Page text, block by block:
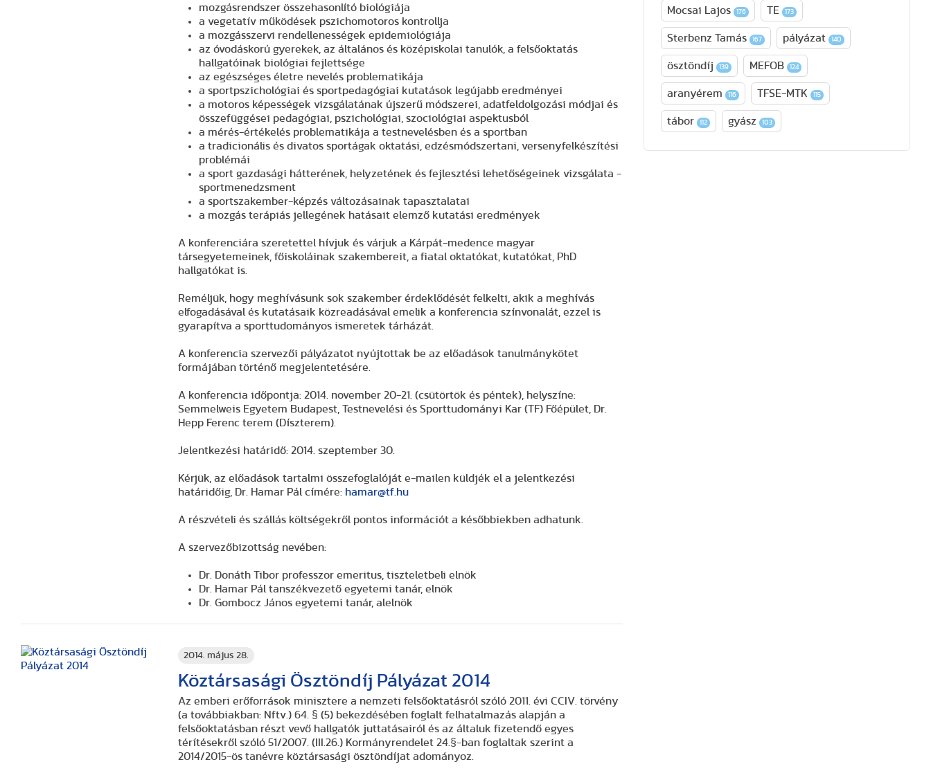
mozgásrendszer összehasonlító biológiája
a vegetatív működések pszichomotoros kontrollja
a mozgásszervi rendellenességek epidemiológiája
az óvodáskorú gyerekek, az általános és középiskolai tanulók, a felsőoktatás
hallgatóinak biológiai fejlettsége
az egészséges életre nevelés problematikája
a sportpszichológiai és sportpedagógiai kutatások legújabb eredményei
a motoros képességek vizsgálatának újszerű módszerei, adatfeldolgozási módjai és
összefüggései pedagógiai, pszichológiai, szociológiai aspektusból
a mérés-értékelés problematikája a testnevelésben és a sportban
a tradicionális és divatos sportágak oktatási, edzésmódszertani, versenyfelkészítési
problémái
a sport gazdasági hátterének, helyzetének és fejlesztési lehetőségeinek vizsgálata -
sportmenedzsment
a sportszakember-képzés változásainak tapasztalatai
a mozgás terápiás jellegének hatásait elemző kutatási eredmények
A konferenciára szeretettel hívjuk és várjuk a Kárpát-medence magyar
társegyetemeinek, főiskoláinak szakembereit, a fiatal oktatókat, kutatókat, PhD
hallgatókat is.
Reméljük, hogy meghívásunk sok szakember érdeklődését felkelti, akik a meghívás
elfogadásával és kutatásaik közreadásával emelik a konferencia színvonalát, ezzel is
gyarapítva a sporttudományos ismeretek tárházát.
A konferencia szervezői pályázatot nyújtottak be az előadások tanulmánykötet
formájában történő megjelentetésére.
A konferencia időpontja: 2014. november 20-21. (csütörtök és péntek), helyszíne:
Semmelweis Egyetem Budapest, Testnevelési és Sporttudományi Kar (TF) Főépület, Dr.
Hepp Ferenc terem (Díszterem).
Jelentkezési határidő: 2014. szeptember 30.
Kérjük, az előadások tartalmi összefoglalóját e-mailen küldjék el a jelentkezési
határidőig, Dr. Hamar Pál címére: hamar@tf.hu
A részvételi és szállás költségekről pontos információt a későbbiekben adhatunk.
A szervezőbizottság nevében:
Dr. Donáth Tibor professzor emeritus, tiszteletbeli elnök
Dr. Hamar Pál tanszékvezető egyetemi tanár, elnök
Dr. Gombocz János egyetemi tanár, alelnök
2014. május 28.
Köztársasági Ösztöndíj Pályázat 2014
Az emberi erőforrások minisztere a nemzeti felsőoktatásról szóló 2011. évi CCIV. törvény
(a továbbiakban: Nftv.) 64. § (5) bekezdésében foglalt felhatalmazás alapján a
felsőoktatásban részt vevő hallgatók juttatásairól és az általuk fizetendő egyes
térítésekről szóló 51/2007. (III.26.) Kormányrendelet 24.§-ban foglaltak szerint a
2014/2015-ös tanévre köztársasági ösztöndíjat adományoz.
Mocsai Lajos 176 TE 173
Sterbenz Tamás 167 pályázat 140
ösztöndíj 139 MEFOB 124
aranyérem 116 TFSE-MTK 115
tábor 112 gyász 103